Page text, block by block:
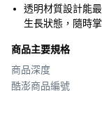
透明材質設計能
生長狀態，隨時
商品主要規格
商品深度
酷澎商品編號